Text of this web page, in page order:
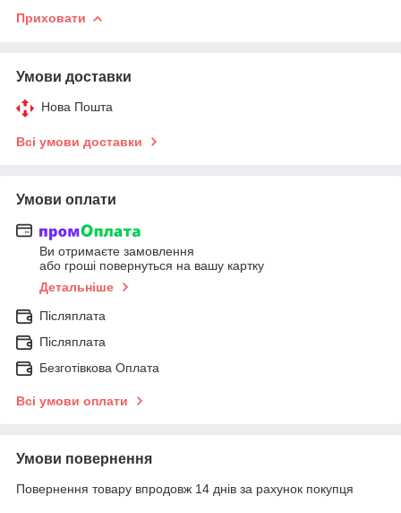
Приховати
Умови доставки
Нова Пошта
Всі умови доставки
Умови оплати
Ви отримаєте замовлення
або гроші повернуться на вашу картку
Детальніше
Післяплата
Післяплата
Безготівкова Оплата
Всі умови оплати
Умови повернення
Повернення товару впродовж 14 днів за рахунок покупця